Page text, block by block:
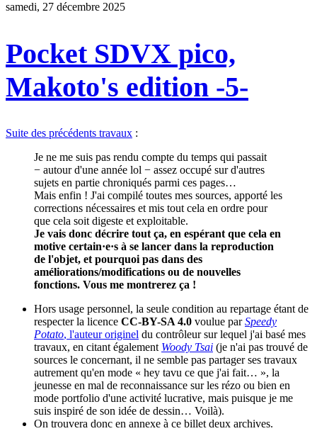
samedi, 27 décembre 2025
Pocket SDVX pico,
Makoto's edition -5-
Suite des précédents travaux :
Je ne me suis pas rendu compte du temps qui passait
− autour d'une année lol − assez occupé sur d'autres
sujets en partie chroniqués parmi ces pages…
Mais enfin ! J'ai compilé toutes mes sources, apporté les
corrections nécessaires et mis tout cela en ordre pour
que cela soit digeste et exploitable.
Je vais donc décrire tout ça, en espérant que cela en
motive certain·e·s à se lancer dans la reproduction
de l'objet, et pourquoi pas dans des
améliorations/modifications ou de nouvelles
fonctions. Vous me montrerez ça !
Hors usage personnel, la seule condition au repartage étant de
respecter la licence CC-BY-SA 4.0 voulue parSpeedy
Potato, l'auteur originel du contrôleur sur lequel j'ai basé mes
travaux, en citant également Woody Tsai (je n'ai pas trouvé de
sources le concernant, il ne semble pas partager ses travaux
autrement qu'en mode « hey tavu ce que j'ai fait… », la
jeunesse en mal de reconnaissance sur les rézo ou bien en
mode portfolio d'une activité lucrative, mais puisque je me
suis inspiré de son idée de dessin… Voilà).
On trouvera donc en annexe à ce billet deux archives.